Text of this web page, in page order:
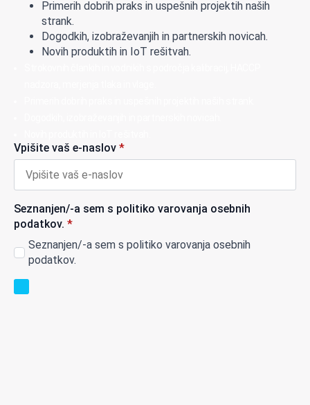
Primerih dobrih praks in uspešnih projektih naših
strank.
Dogodkih, izobraževanjih in partnerskih novicah.
Novih produktih in IoT rešitvah.
Vpišite vaš e-naslov *
Seznanjen/-a sem s politiko varovanja osebnih
podatkov. *
Seznanjen/-a sem s politiko varovanja osebnih
podatkov.